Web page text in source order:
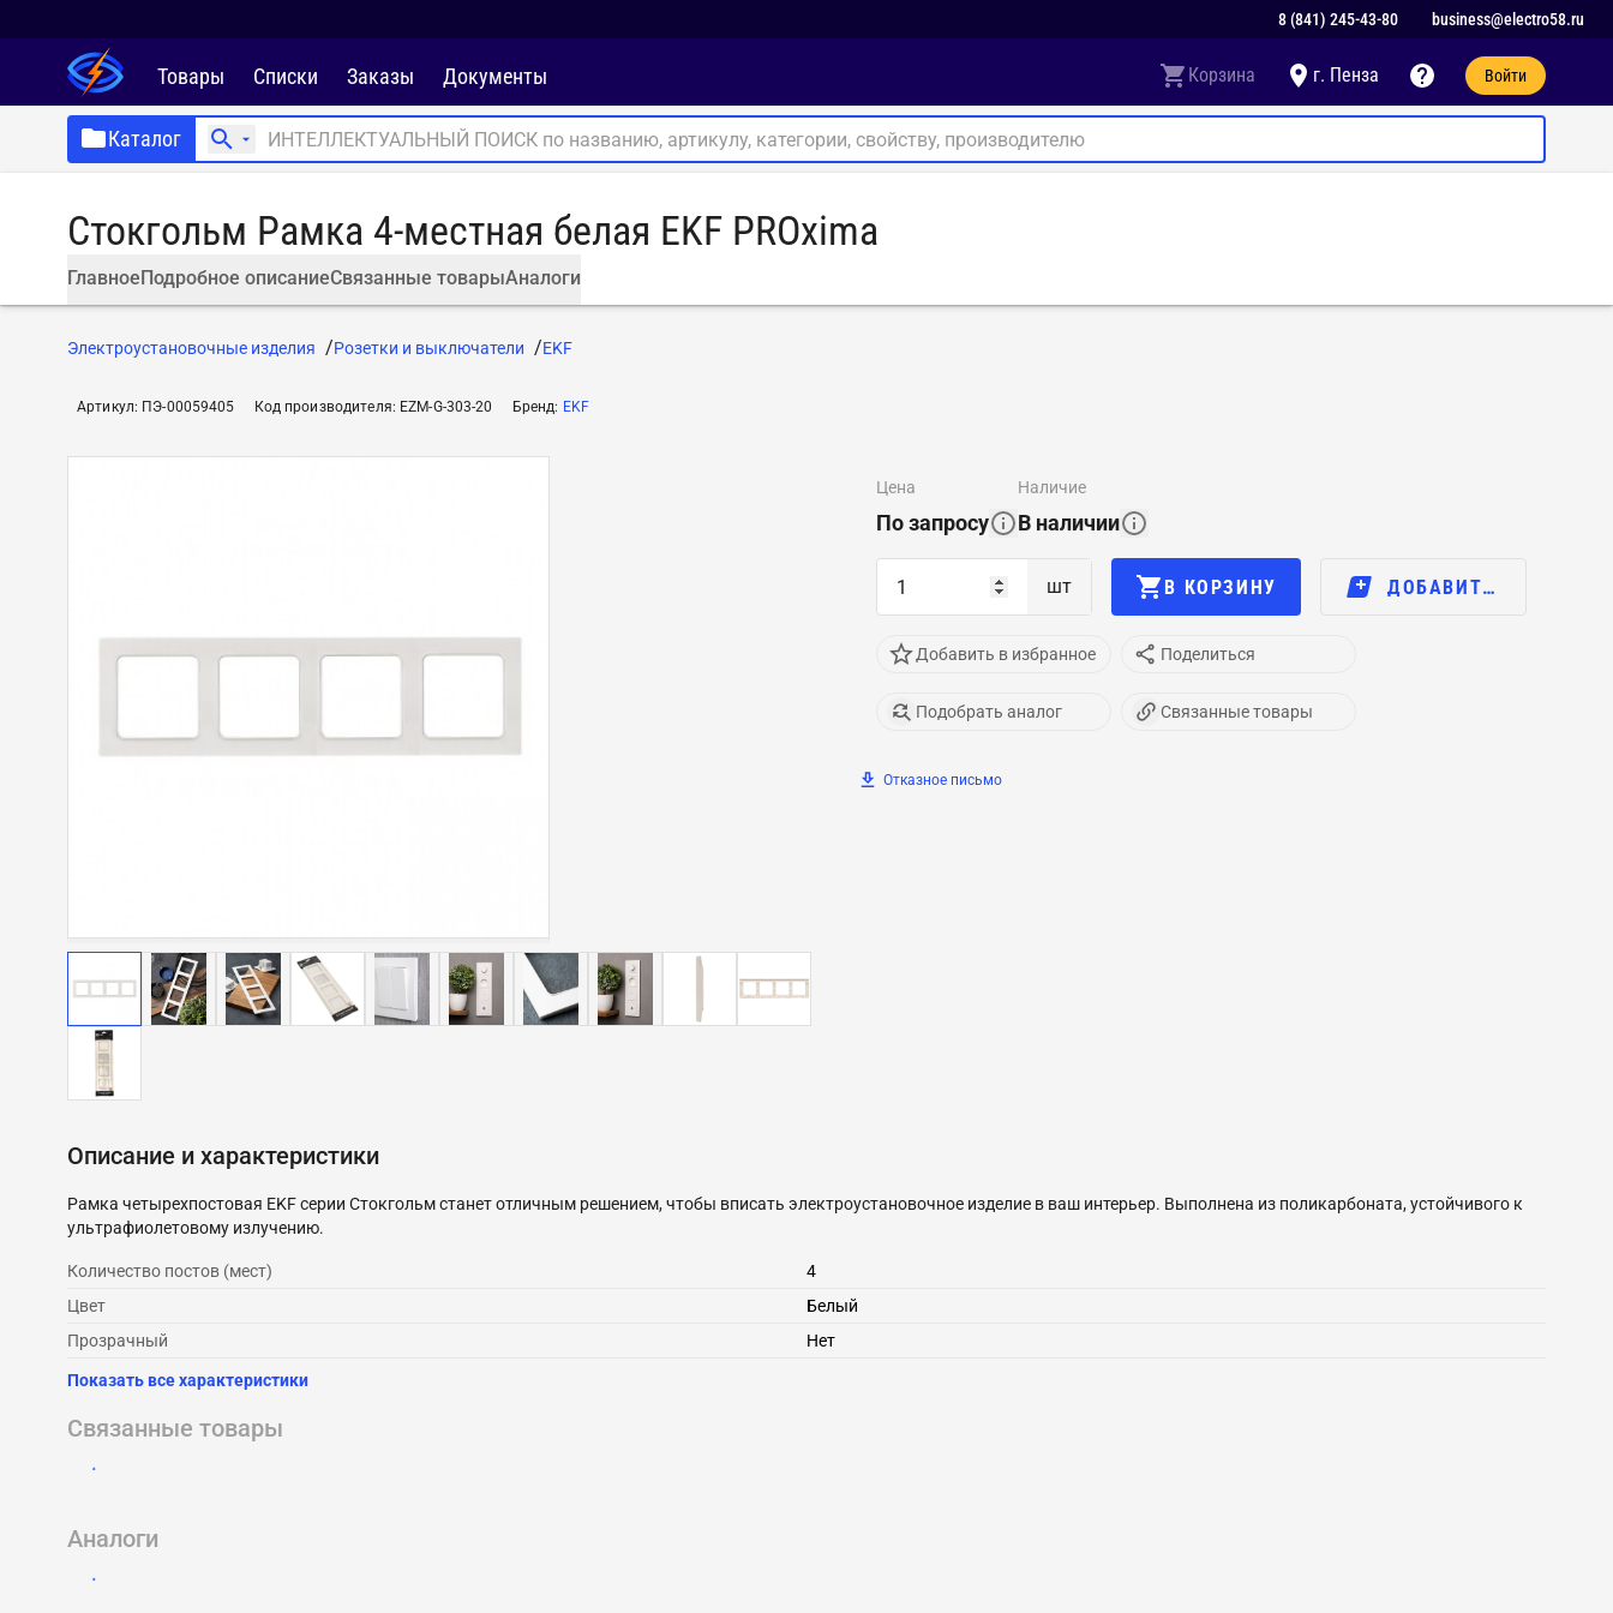
8 (841) 245-43-80 business@electro58.ru
Товары Списки Заказы Документы Корзина г. Пенза Войти
Каталог
Стокгольм Рамка 4-местная белая EKF PROxima
ГлавноеПодробное описаниеСвязанные товарыАналоги
Электроустановочные изделия Розетки и выключатели EKF
Артикул: ПЭ-00059405 Код производителя: EZM-G-303-20 Бренд: EKF
цена
По запросу
наличие
В наличии
шт В КОРЗИНУ ДОБАВИТЬ В…
Добавить в избранное Поделиться
Подобрать аналог Связанные товары
Отказное письмо
Описание и характеристики
Рамка четырехпостовая EKF серии Стокгольм станет отличным решением, чтобы вписать электроустановочное изделие в ваш интерьер. Выполнена из поликарбоната, устойчивого к
ультрафиолетовому излучению.
Количество постов (мест)
4
Цвет
Белый
Прозрачный
Нет
Показать все характеристики
Связанные товары
Аналоги